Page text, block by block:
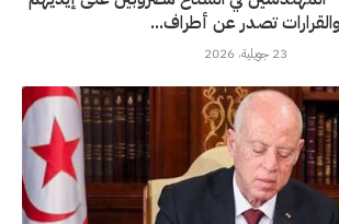
والقرارات تصدر عن أطراف...
23 جويلية، 2026